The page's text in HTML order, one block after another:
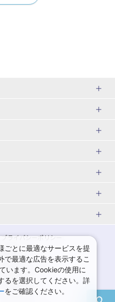
千葉県
栃木県
神奈川県ホテル・旅館
千葉県ホテル・旅館
栃木県ホテル・旅館
蔵王温泉(山形)
鳴子温泉(宮城)
岩手旅行・ツアー
秋田旅行・ツアー
福島旅行・ツアー
ユニバーサル・スタジオ・ジャパ
女子旅 国内版
ゴールデンウィーク（GW）の国内
旅行
7月の国内旅行
9月の国内旅行
プライバシーポリシー
規約集
商標について
採用情報
ごとに最適なサービスを提
で最適な広告を表示するこ
います。Cookieの使用に
るを選択してください。詳
をご確認ください。